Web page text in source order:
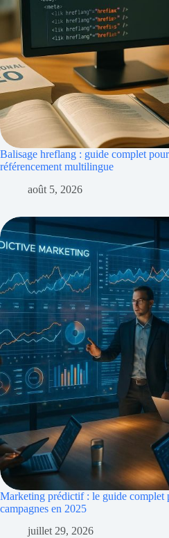
Balisage hreflang : guide complet
référencement multilingue
août 5, 2026
Marketing prédictif : le guide complet
campagnes en 2025
juillet 29, 2026